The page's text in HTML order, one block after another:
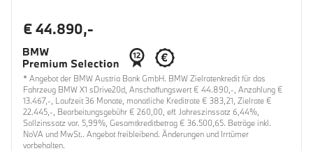
€ 44.890,-
* Angebot der BMW Austria Bank GmbH. BMW Zielratenkredit für das
Fahrzeug BMW X1 sDrive20d, Anschaffungswert € 44.890,-, Anzahlung €
13.467,-, Laufzeit 36 Monate, monatliche Kreditrate € 383,21, Zielrate €
22.445,-, Bearbeitungsgebühr € 260,00, eff. Jahreszinssatz 6,44%,
Sollzinssatz var. 5,99%, Gesamtkreditbetrag € 36.500,65. Beträge inkl.
NoVA und MwSt.. Angebot freibleibend. Änderungen und Irrtümer
vorbehalten.